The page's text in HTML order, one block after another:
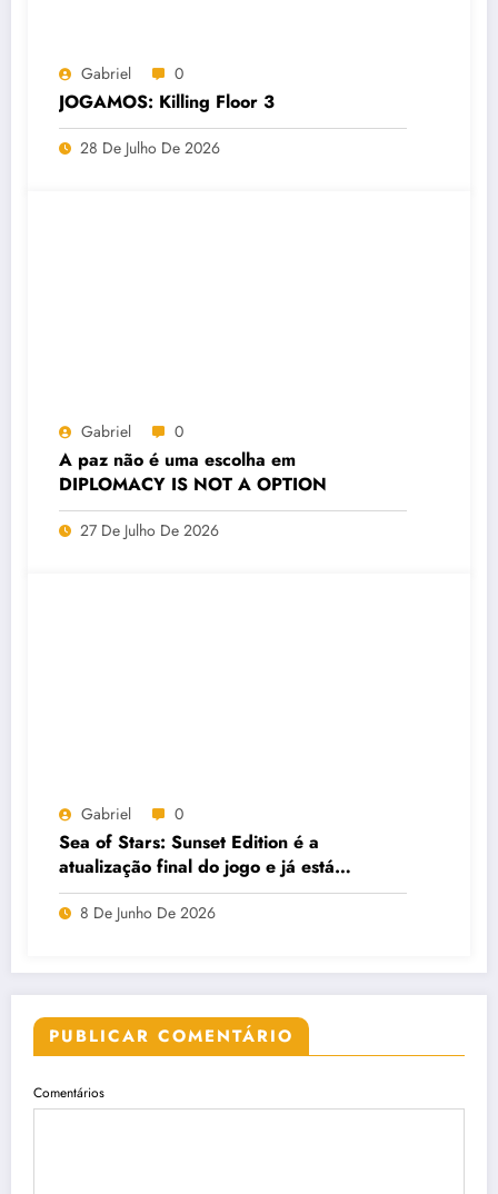
Gabriel 0
JOGAMOS: Killing Floor 3
28 De Julho De 2026
Gabriel 0
A paz não é uma escolha em
DIPLOMACY IS NOT A OPTION
27 De Julho De 2026
Gabriel 0
Sea of Stars: Sunset Edition é a
atualização final do jogo e já está
disponível gratuitamente
8 De Junho De 2026
PUBLICAR COMENTÁRIO
Comentários